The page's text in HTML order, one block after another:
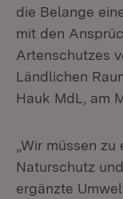
die Belange
mit den
Artenschutzes
Ländlichen
Hauk MdL, am
„Wir müssen
Naturschutz
ergänzte